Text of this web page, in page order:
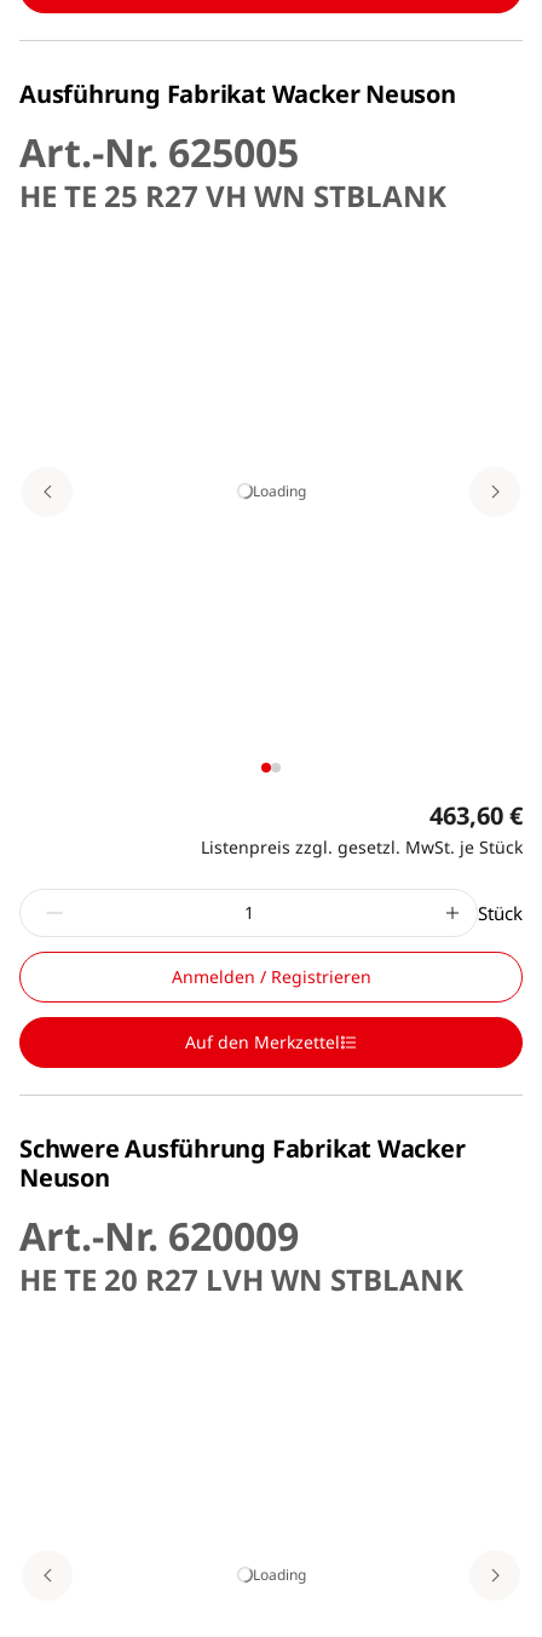
Ausführung Fabrikat Wacker Neuson
Art.-Nr. 625005
HE TE 25 R27 VH WN STBLANK
Loading
463,60 €
Listenpreis zzgl. gesetzl. MwSt. je Stück
Stück
Anmelden / Registrieren
Auf den Merkzettel
Schwere Ausführung Fabrikat Wacker
Neuson
Art.-Nr. 620009
HE TE 20 R27 LVH WN STBLANK
Loading